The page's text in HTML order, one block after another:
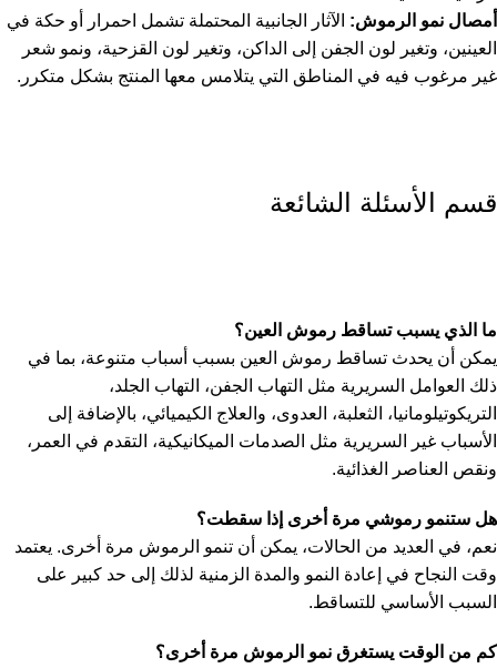
أمصال نمو الرموش: الآثار الجانبية المحتملة تشمل احمرار أو حكة في
العينين، وتغير لون الجفن إلى الداكن، وتغير لون القزحية، ونمو شعر
غير مرغوب فيه في المناطق التي يتلامس معها المنتج بشكل متكرر.
قسم الأسئلة الشائعة
ما الذي يسبب تساقط رموش العين؟
يمكن أن يحدث تساقط رموش العين بسبب أسباب متنوعة، بما في
ذلك العوامل السريرية مثل التهاب الجفن، التهاب الجلد،
التريكوتيلومانيا، الثعلبة، العدوى، والعلاج الكيميائي، بالإضافة إلى
الأسباب غير السريرية مثل الصدمات الميكانيكية، التقدم في العمر،
ونقص العناصر الغذائية.
هل ستنمو رموشي مرة أخرى إذا سقطت؟
نعم، في العديد من الحالات، يمكن أن تنمو الرموش مرة أخرى. يعتمد
وقت النجاح في إعادة النمو والمدة الزمنية لذلك إلى حد كبير على
السبب الأساسي للتساقط.
كم من الوقت يستغرق نمو الرموش مرة أخرى؟